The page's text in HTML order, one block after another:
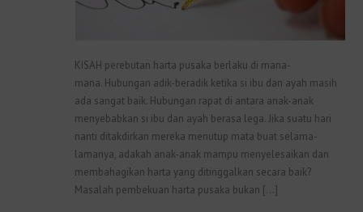
KISAH perebutan harta pusaka berlaku di mana-
mana. Hubungan adik-beradik ketika si ibu dan ayah masih
ada sangat baik. Hubungan rapat di antara anak-anak
menyebabkan si ibu dan ayah berasa lega. Jika suatu hari
nanti ditakdirkan mereka menutup mata buat selama-
lamanya, adakah anak-anak mampu menyelesaikan dan
membahagikan harta yang ditinggalkan secara baik?
Masalah pembekuan harta pusaka bukan […]